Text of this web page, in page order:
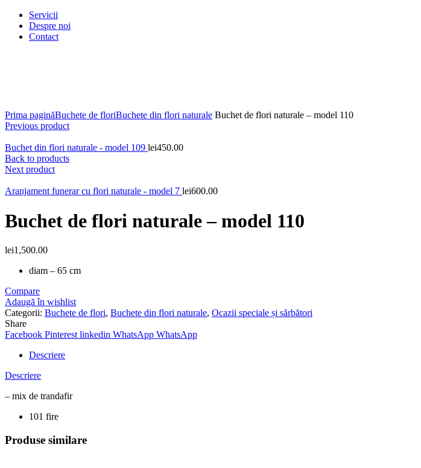
Servicii
Despre noi
Contact
Prima paginăBuchete de floriBuchete din flori naturale Buchet de flori naturale – model 110
Previous product
Buchet din flori naturale - model 109 lei450.00
Back to products
Next product
Aranjament funerar cu flori naturale - model 7 lei600.00
Buchet de flori naturale – model 110
lei1,500.00
diam – 65 cm
Compare
Adaugă în wishlist
Categorii: Buchete de flori, Buchete din flori naturale, Ocazii speciale și sărbători
Share
Facebook Pinterest linkedin WhatsApp WhatsApp
Descriere
Descriere
– mix de trandafir
101 fire
Produse similare